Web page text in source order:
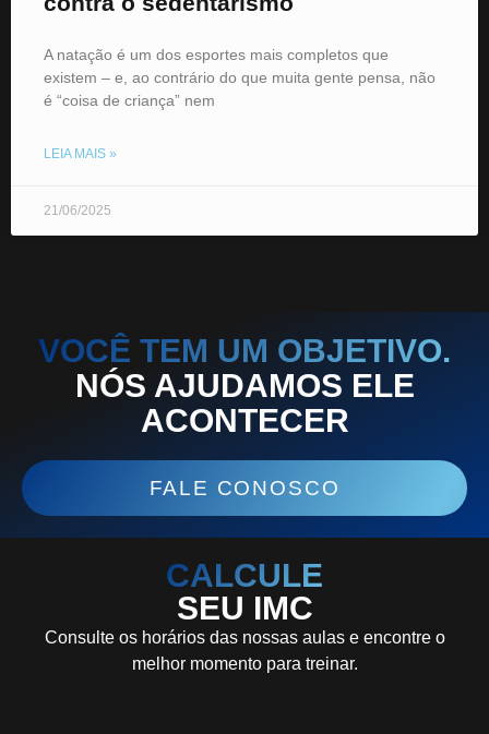
A natação é um dos esportes mais completos que
existem – e, ao contrário do que muita gente pensa, não
é “coisa de criança” nem
LEIA MAIS »
21/06/2025
VOCÊ TEM UM OBJETIVO.
NÓS AJUDAMOS ELE
ACONTECER
FALE CONOSCO
CALCULE
SEU IMC
Consulte os horários das nossas aulas e encontre o
melhor momento para treinar.